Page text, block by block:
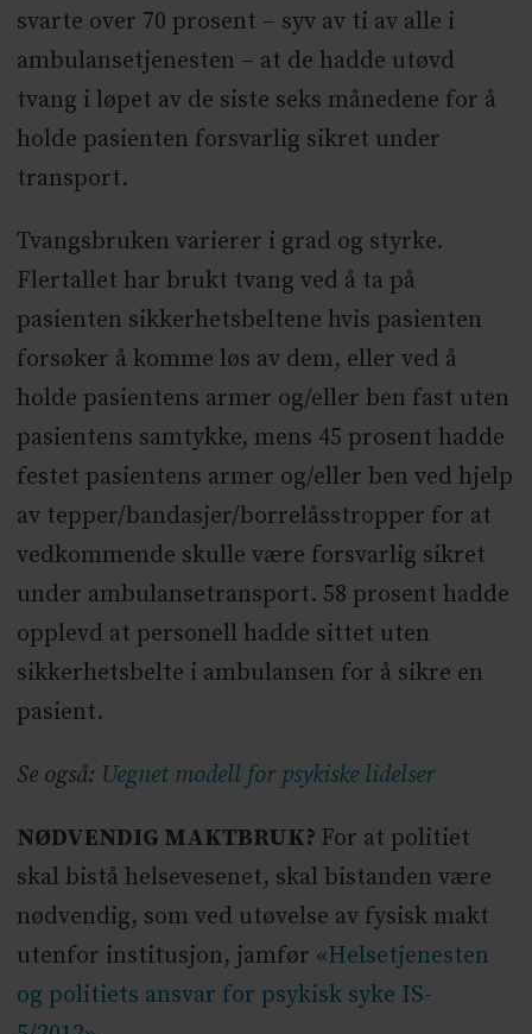
svarte over 70 prosent – syv av ti av alle i
ambulansetjenesten – at de hadde utøvd
tvang i løpet av de siste seks månedene for å
holde pasienten forsvarlig sikret under
transport.
Tvangsbruken varierer i grad og styrke.
Flertallet har brukt tvang ved å ta på
pasienten sikkerhetsbeltene hvis pasienten
forsøker å komme løs av dem, eller ved å
holde pasientens armer og/eller ben fast uten
pasientens samtykke, mens 45 prosent hadde
festet pasientens armer og/eller ben ved hjelp
av tepper/bandasjer/borrelåsstropper for at
vedkommende skulle være forsvarlig sikret
under ambulansetransport. 58 prosent hadde
opplevd at personell hadde sittet uten
sikkerhetsbelte i ambulansen for å sikre en
pasient.
Se også: Uegnet modell for psykiske lidelser
NØDVENDIG MAKTBRUK? For at politiet
skal bistå helsevesenet, skal bistanden være
nødvendig, som ved utøvelse av fysisk makt
utenfor institusjon, jamfør «Helsetjenesten
og politiets ansvar for psykisk syke IS-